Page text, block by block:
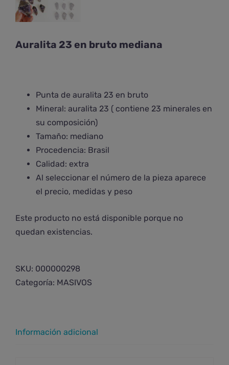
Auralita 23 en bruto mediana
Punta de auralita 23 en bruto
Mineral: auralita 23 ( contiene 23 minerales en
su composición)
Tamaño: mediano
Procedencia: Brasil
Calidad: extra
Al seleccionar el número de la pieza aparece
el precio, medidas y peso
Este producto no está disponible porque no
quedan existencias.
SKU: 000000298
Categoría: MASIVOS
Información adicional